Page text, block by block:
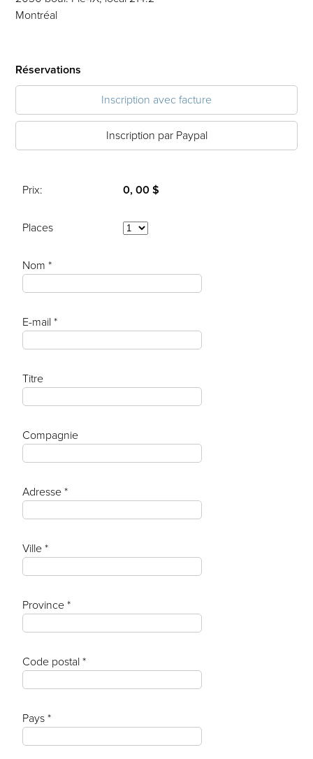
Montréal
Réservations
Inscription avec facture
Inscription par Paypal
Prix: 0, 00 $
Places
Nom *
E-mail *
Titre
Compagnie
Adresse *
Ville *
Province *
Code postal *
Pays *